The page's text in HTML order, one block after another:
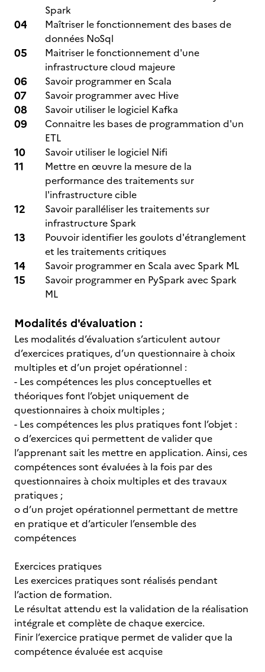
Spark
Maîtriser le fonctionnement des bases de
données NoSql
Maitriser le fonctionnement d'une
infrastructure cloud majeure
Savoir programmer en Scala
Savoir programmer avec Hive
Savoir utiliser le logiciel Kafka
Connaitre les bases de programmation d'un
ETL
Savoir utiliser le logiciel Nifi
Mettre en œuvre la mesure de la
performance des traitements sur
l'infrastructure cible
Savoir paralléliser les traitements sur
infrastructure Spark
Pouvoir identifier les goulots d'étranglement
et les traitements critiques
Savoir programmer en Scala avec Spark ML
Savoir programmer en PySpark avec Spark
ML
Modalités d'évaluation :
Les modalités d’évaluation s’articulent autour
d’exercices pratiques, d’un questionnaire à choix
multiples et d’un projet opérationnel :
- Les compétences les plus conceptuelles et
théoriques font l’objet uniquement de
questionnaires à choix multiples ;
- Les compétences les plus pratiques font l’objet :
o d’exercices qui permettent de valider que
l’apprenant sait les mettre en application. Ainsi, ces
compétences sont évaluées à la fois par des
questionnaires à choix multiples et des travaux
pratiques ;
o d’un projet opérationnel permettant de mettre
en pratique et d’articuler l’ensemble des
compétences
Exercices pratiques
Les exercices pratiques sont réalisés pendant
l’action de formation.
Le résultat attendu est la validation de la réalisation
intégrale et complète de chaque exercice.
Finir l’exercice pratique permet de valider que la
compétence évaluée est acquise